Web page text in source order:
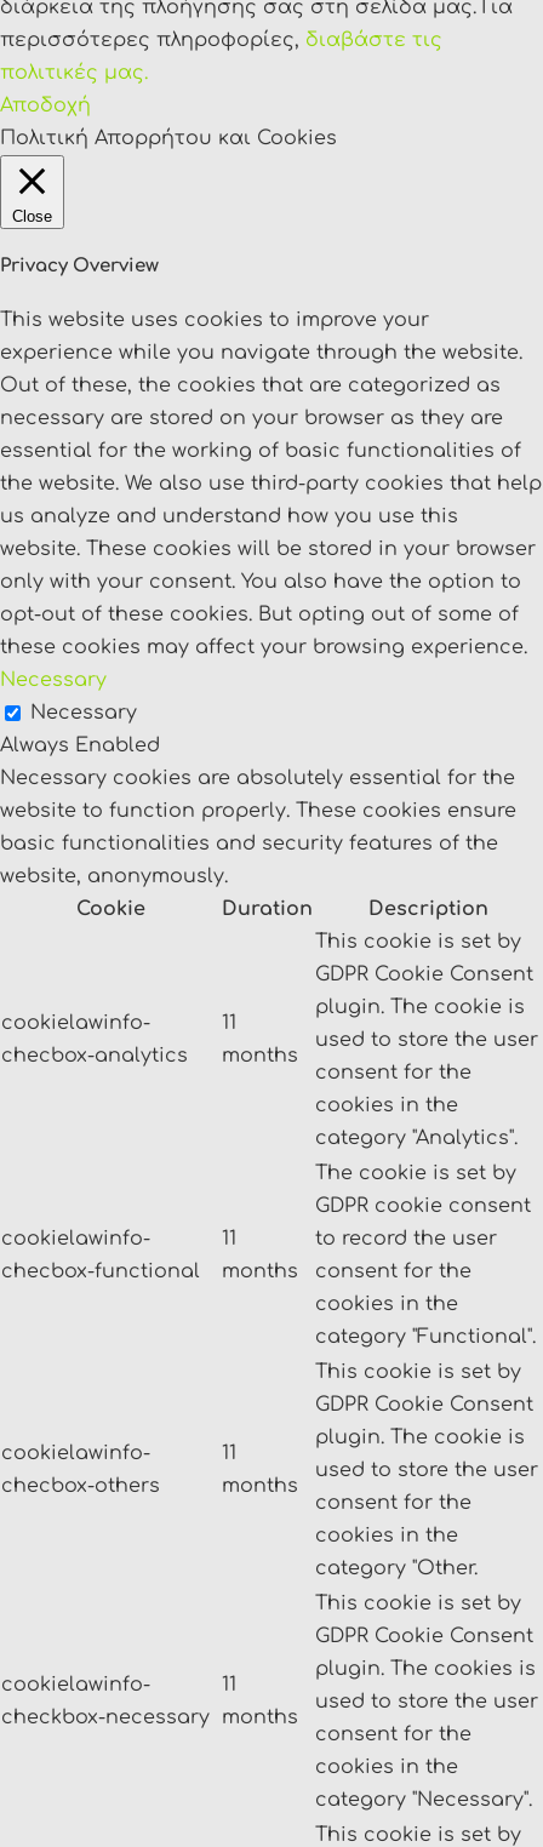
διάρκεια της πλοήγησης σας στη σελίδα μας. Για
περισσότερες πληροφορίες, διαβάστε τις
πολιτικές μας.
Αποδοχή
Πολιτική Απορρήτου και Cookies
Close
Privacy Overview
This website uses cookies to improve your
experience while you navigate through the website.
Out of these, the cookies that are categorized as
necessary are stored on your browser as they are
essential for the working of basic functionalities of
the website. We also use third-party cookies that help
us analyze and understand how you use this
website. These cookies will be stored in your browser
only with your consent. You also have the option to
opt-out of these cookies. But opting out of some of
these cookies may affect your browsing experience.
Necessary
Necessary
Always Enabled
Necessary cookies are absolutely essential for the
website to function properly. These cookies ensure
basic functionalities and security features of the
website, anonymously.
Cookie
Duration Description
cookielawinfo-
checbox-analytics
11
months
This cookie is set by
GDPR Cookie Consent
plugin. The cookie is
used to store the user
consent for the
cookies in the
category "Analytics".
cookielawinfo-
checbox-functional
11
months
The cookie is set by
GDPR cookie consent
to record the user
consent for the
cookies in the
category "Functional".
cookielawinfo-
checbox-others
11
months
This cookie is set by
GDPR Cookie Consent
plugin. The cookie is
used to store the user
consent for the
cookies in the
category "Other.
cookielawinfo-
checkbox-necessary
11
months
This cookie is set by
GDPR Cookie Consent
plugin. The cookies is
used to store the user
consent for the
cookies in the
category "Necessary".
This cookie is set by